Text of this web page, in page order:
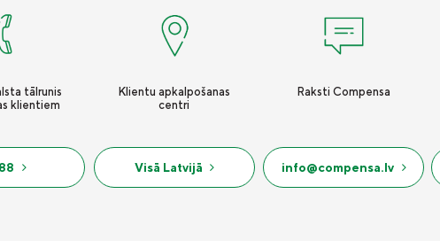
tālrunis
klientiem
Klientu apkalpošanas
centri
Visā Latvijā
Raksti Compensa
info@compensa.lv